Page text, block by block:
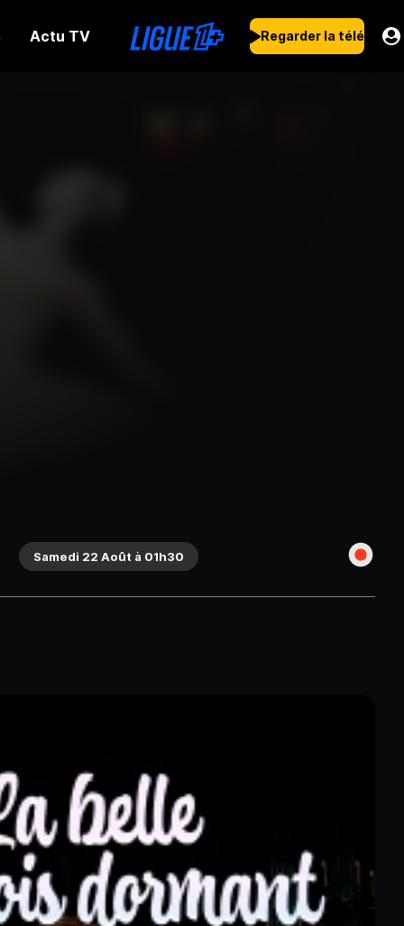
Actu TV Regarder la télé
Samedi 22 Août à 01h30